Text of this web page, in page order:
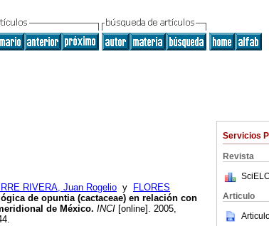
Servicios
Revista
Articulo
RIVERA, Juan Rogelio y
FLORES
de opuntia (cactaceae) en relación con
de México. INCI [online]. 2005,